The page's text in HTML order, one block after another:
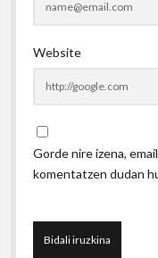
Website
Gorde nire izena,
komentatzen dudan